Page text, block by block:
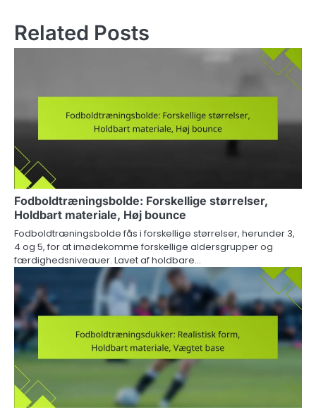
Related Posts
Fodboldtræningsbolde: Forskellige størrelser,
Holdbart materiale, Høj bounce
Fodboldtræningsbolde fås i forskellige størrelser, herunder 3,
4 og 5, for at imødekomme forskellige aldersgrupper og
færdighedsniveauer. Lavet af holdbare…